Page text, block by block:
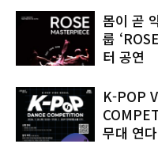
몸이 곧
룹
터 공연
K-POP
무대 연다